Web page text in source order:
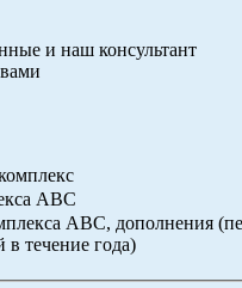
и наш консультант
АВС
АВС, дополнения
течение года)